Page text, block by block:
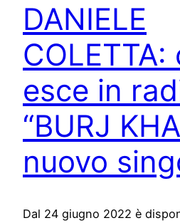
DANIELE
COLETTA:
esce in
“BURJ
nuovo
Dal 24 giugno 2022 è